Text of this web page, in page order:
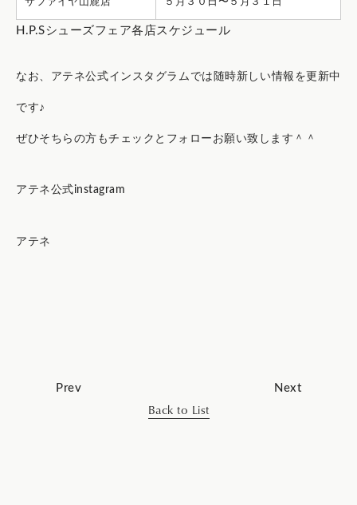
H.P.Sシューズフェア各店スケジュール
なお、アテネ公式インスタグラムでは随時新しい情報を更新中
です♪
ぜひそちらの方もチェックとフォローお願い致します＾＾
アテネ公式instagram
アテネ
Prev Next
Back to List